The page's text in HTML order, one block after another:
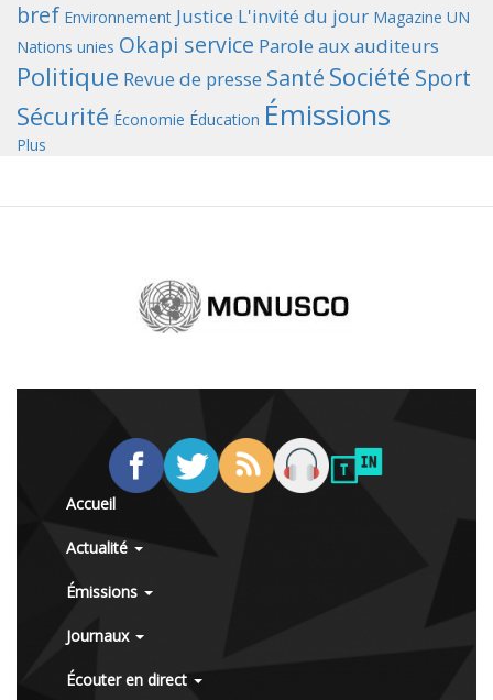
bref Environnement Justice L'invité du jour Magazine UN
Nations unies Okapi service Parole aux auditeurs
Politique Revue de presse Santé Société Sport
Sécurité Économie Éducation Émissions
Plus
Accueil
Actualité
Émissions
Journaux
Écouter en direct